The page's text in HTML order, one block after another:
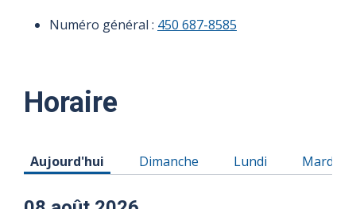
Numéro général : 450 687-8585
Horaire
Horaire du Samedi 08 août 2026
Aujourd'hui Horaire du Dimanche 09 août 2026
Dimanche Horaire du Lundi 10
Lundi Horaire
Mardi